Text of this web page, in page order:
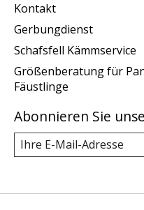
Kontakt
Gerbungdienst
Schafsfell Kämmservice
Größenberatung für
Fäustlinge
Abonnieren Sie